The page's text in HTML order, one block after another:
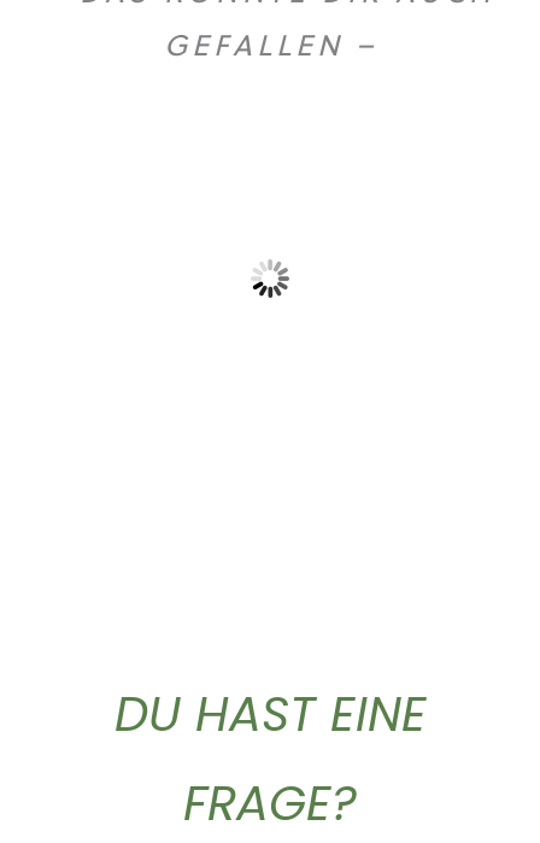
GEFALLEN –
DU HAST EINE
FRAGE?